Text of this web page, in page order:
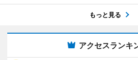
もっと見る
アクセスランキ